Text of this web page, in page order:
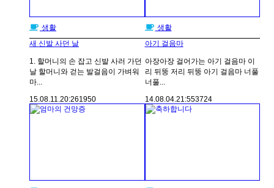
생활
새 신발 사던 날
1. 할머니의 손 잡고 신발 사러 가던
날 할머니와 걷는 발걸음이 가벼워
마...
15.08.11.20:261950
생활
아기 걸음마
아장아장 걸어가는 아기 걸음마 이
리 뒤뚱 저리 뒤뚱 아기 걸음마 너풀
너풀...
14.08.04.21:553724